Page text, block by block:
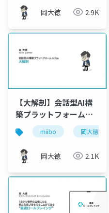
岡大徳 2.9K
【大解剖】会話型AI構
築プラットフォーム
miibo[岡大徳
miibopartner]
miibo 岡大徳
岡大徳 2.1K